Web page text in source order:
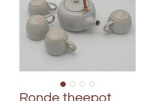
Ronde theepot